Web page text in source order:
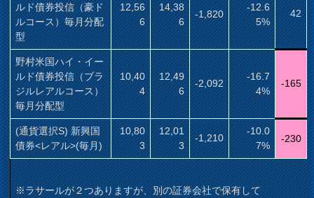
ルド債券投信（豪ド
ルコース）毎月分配
型
12,56
6
14,38
6
-1,820
-12.6
5%
42
野村米国ハイ・イー
ルド債券投信（ブラ
ジルレアルコース）
毎月分配型
10,40
4
12,49
6
-2,092
-16.7
4%
-165
(通貨選択S) 新興国
債券<レアル>(毎月)
10,80
3
12,01
3
-1,210
-10.0
7%
-230
※ラサールが２つありますが、別の証券会社で保有して